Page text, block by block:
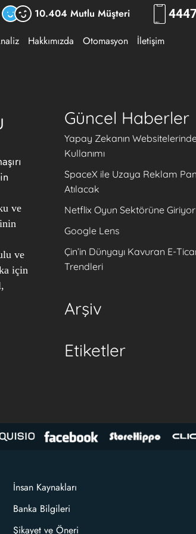
10.404 Mutlu Müşteri 444
Hakkımızda Otomasyon İletişim
ve
ve
için
Güncel Haberler
Yapay Zekanın
Kullanımı
SpaceX ile Uzaya Reklam
Atılacak
Netflix Oyun Sektörüne Giriyor
Google Lens
Çin’in Dünyayı Kavuran E-
Trendleri
Arşiv
Etiketler
İnsan Kaynakları
Banka Bilgileri
Şikayet ve Öneri